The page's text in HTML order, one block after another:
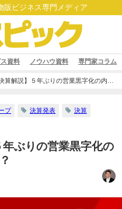
販ビジネス専門メディア
資料 ノウハウ資料 専門家コラム
算解説】５年ぶりの営業黒字化の内容
プ 決算発表 決算
年ぶりの営業黒字化の